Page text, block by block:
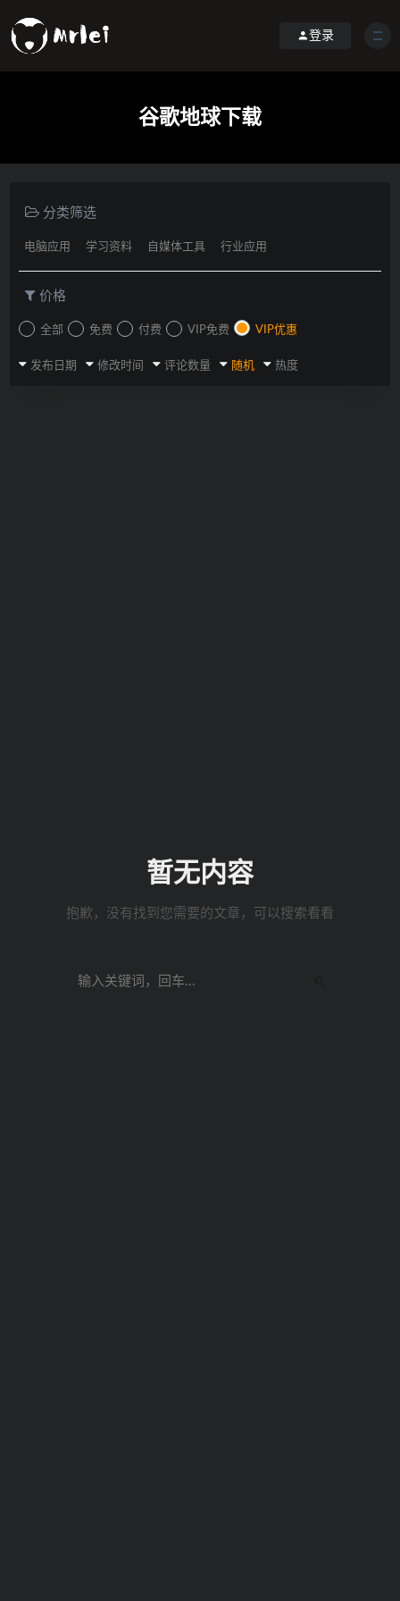
登录
谷歌地球下载
分类筛选
电脑应用 学习资料 自媒体工具 行业应用
价格
全部 免费 付费 VIP免费 VIP优惠
发布日期 修改时间 评论数量 随机 热度
暂无内容
抱歉，没有找到您需要的文章，可以搜索看看